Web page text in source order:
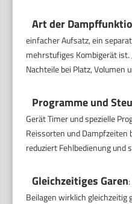
Art der
einfacher Aufsatz, ein
mehrstufiges Kombigerät ist.
Nachteile bei Platz, Volumen
Programme und
Gerät Timer und spezielle
Reissorten und Dampfzeiten
reduziert Fehlbedienung und
Gleichzeitiges Garen
Beilagen wirklich